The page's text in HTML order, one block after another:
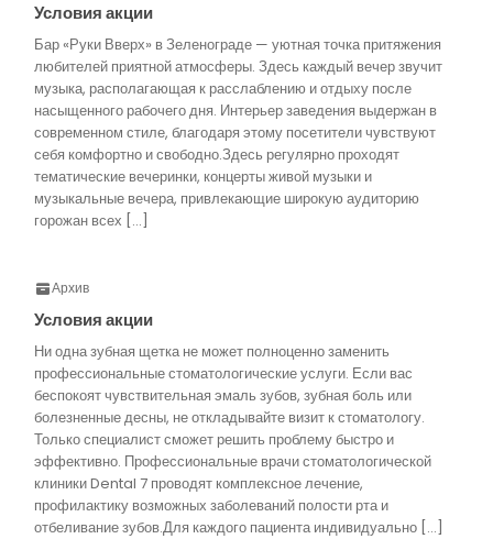
Условия акции
Бар «Руки Вверх» в Зеленограде — уютная точка притяжения
любителей приятной атмосферы. Здесь каждый вечер звучит
музыка, располагающая к расслаблению и отдыху после
насыщенного рабочего дня. Интерьер заведения выдержан в
современном стиле, благодаря этому посетители чувствуют
себя комфортно и свободно.Здесь регулярно проходят
тематические вечеринки, концерты живой музыки и
музыкальные вечера, привлекающие широкую аудиторию
горожан всех […]
Архив
Условия акции
Ни одна зубная щетка не может полноценно заменить
профессиональные стоматологические услуги. Если вас
беспокоят чувствительная эмаль зубов, зубная боль или
болезненные десны, не откладывайте визит к стоматологу.
Только специалист сможет решить проблему быстро и
эффективно. Профессиональные врачи стоматологической
клиники Dental 7 проводят комплексное лечение,
профилактику возможных заболеваний полости рта и
отбеливание зубов.Для каждого пациента индивидуально […]